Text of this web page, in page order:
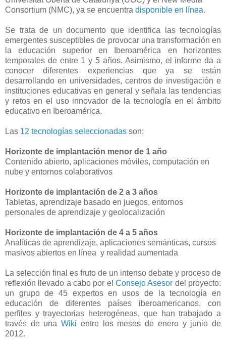
Consortium (NMC), ya se encuentra disponible en línea.
Se trata de un documento que identifica las tecnologías
emergentes susceptibles de provocar una transformación en
la educación superior en Iberoamérica en horizontes
temporales de entre 1 y 5 años. Asimismo, el informe da a
conocer diferentes experiencias que ya se están
desarrollando en universidades, centros de investigación e
instituciones educativas en general y señala las tendencias
y retos en el uso innovador de la tecnología en el ámbito
educativo en Iberoamérica.
Las 12 tecnologías seleccionadas son:
Horizonte de implantación menor de 1 año
Contenido abierto, aplicaciones móviles, computación en
nube y entornos colaborativos
Horizonte de implantación de 2 a 3 años
Tabletas, aprendizaje basado en juegos, entornos
personales de aprendizaje y geolocalización
Horizonte de implantación de 4 a 5 años
Analíticas de aprendizaje, aplicaciones semánticas, cursos
masivos abiertos en línea y realidad aumentada
La selección final es fruto de un intenso debate y proceso de
reflexión llevado a cabo por el Consejo Asesor del proyecto:
un grupo de 45 expertos en usos de la tecnología en
educación de diferentes países iberoamericanos, con
perfiles y trayectorias heterogéneas, que han trabajado a
través de unaWiki entre los meses de enero y junio de
2012.